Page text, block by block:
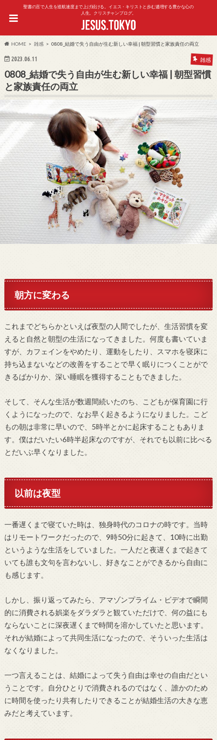
聖書の言で人生を巡航速度まで上げ続ける。イエス・キリストと歩む逓増する豊かな心の
人生。クリスチャンブログ。
HOME 雑感 0808_結婚で失う自由が生む新しい幸福 | 朝型習慣と家族責任の両立
2023.06.11 雑感
0808_結婚で失う自由が生む新しい幸福 | 朝型習慣
と家族責任の両立
朝方に変わる
これまでどちらかといえば夜型の人間でしたが、生活習慣を変
えると自然と朝型の生活になってきました。何度も書いていま
すが、カフェインをやめたり、運動をしたり、スマホを寝床に
持ち込まないなどの改善をすることで早く眠りにつくことがで
きるばかりか、深い睡眠を獲得することもできました。
そして、そんな生活が数週間続いたのち、こどもが保育園に行
くようになったので、なお早く起きるようになりました。こど
もの朝は非常に早いので、5時半とかに起床することもありま
す。僕はだいたい6時半起床なのですが、それでも以前に比べる
とだいぶ早くなりました。
以前は夜型
一番遅くまで寝ていた時は、独身時代のコロナの時です。当時
はリモートワークだったので、9時50分に起きて、10時に出勤
というような生活をしていました。一人だと夜遅くまで起きて
いても誰も文句を言わないし、好きなことができるから自由に
も感じます。
しかし、振り返ってみたら、アマゾンプライム・ビデオで瞬間
的に消費される娯楽をダラダラと観ていただけで、何の益にも
ならないことに深夜遅くまで時間を溶かしていたと思います。
それが結婚によって共同生活になったので、そういった生活は
なくなりました。
一つ言えることは、結婚によって失う自由は幸せの自由だとい
うことです。自分ひとりで消費されるのではなく、誰かのため
に時間を使ったり共有したりできることが結婚生活の大きな恵
みだと考えています。